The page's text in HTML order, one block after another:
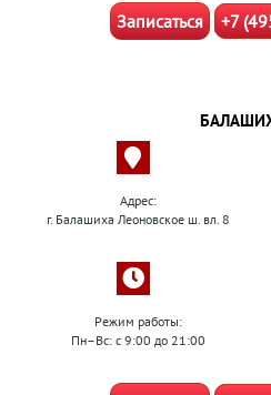
Записаться +7
Адрес:
г. Балашиха Леоновское ш. вл. 8
Режим работы:
Пн–Вс: с 9:00 до 21:00